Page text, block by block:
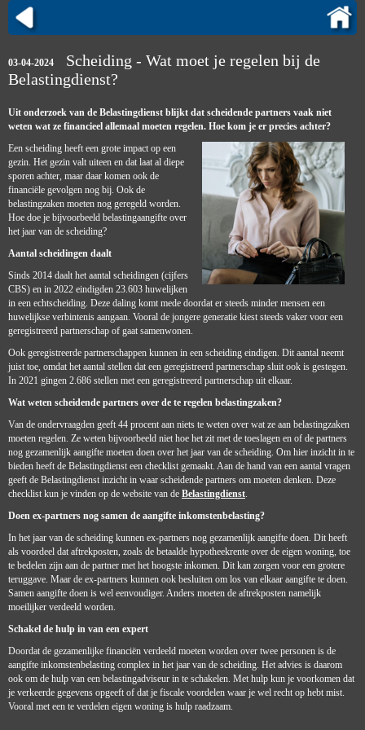
03-04-2024
Scheiding - Wat moet je regelen bij de
Belastingdienst?
Uit onderzoek van de Belastingdienst blijkt dat scheidende partners vaak niet
weten wat ze financieel allemaal moeten regelen. Hoe kom je er precies achter?
Een scheiding heeft een grote impact op een
gezin. Het gezin valt uiteen en dat laat al diepe
sporen achter, maar daar komen ook de
financiële gevolgen nog bij. Ook de
belastingzaken moeten nog geregeld worden.
Hoe doe je bijvoorbeeld belastingaangifte over
het jaar van de scheiding?
Aantal scheidingen daalt
Sinds 2014 daalt het aantal scheidingen (cijfers
CBS) en in 2022 eindigden 23.603 huwelijken
in een echtscheiding. Deze daling komt mede doordat er steeds minder mensen een
huwelijkse verbintenis aangaan. Vooral de jongere generatie kiest steeds vaker voor een
geregistreerd partnerschap of gaat samenwonen.
Ook geregistreerde partnerschappen kunnen in een scheiding eindigen. Dit aantal neemt
juist toe, omdat het aantal stellen dat een geregistreerd partnerschap sluit ook is gestegen.
In 2021 gingen 2.686 stellen met een geregistreerd partnerschap uit elkaar.
Wat weten scheidende partners over de te regelen belastingzaken?
Van de ondervraagden geeft 44 procent aan niets te weten over wat ze aan belastingzaken
moeten regelen. Ze weten bijvoorbeeld niet hoe het zit met de toeslagen en of de partners
nog gezamenlijk aangifte moeten doen over het jaar van de scheiding. Om hier inzicht in te
bieden heeft de Belastingdienst een checklist gemaakt. Aan de hand van een aantal vragen
geeft de Belastingdienst inzicht in waar scheidende partners om moeten denken. Deze
checklist kun je vinden op de website van de Belastingdienst.
Doen ex-partners nog samen de aangifte inkomstenbelasting?
In het jaar van de scheiding kunnen ex-partners nog gezamenlijk aangifte doen. Dit heeft
als voordeel dat aftrekposten, zoals de betaalde hypotheekrente over de eigen woning, toe
te bedelen zijn aan de partner met het hoogste inkomen. Dit kan zorgen voor een grotere
teruggave. Maar de ex-partners kunnen ook besluiten om los van elkaar aangifte te doen.
Samen aangifte doen is wel eenvoudiger. Anders moeten de aftrekposten namelijk
moeilijker verdeeld worden.
Schakel de hulp in van een expert
Doordat de gezamenlijke financiën verdeeld moeten worden over twee personen is de
aangifte inkomstenbelasting complex in het jaar van de scheiding. Het advies is daarom
ook om de hulp van een belastingadviseur in te schakelen. Met hulp kun je voorkomen dat
je verkeerde gegevens opgeeft of dat je fiscale voordelen waar je wel recht op hebt mist.
Vooral met een te verdelen eigen woning is hulp raadzaam.